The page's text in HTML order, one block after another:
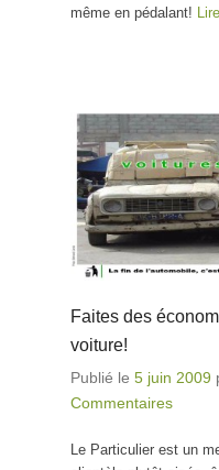
même en pédalant!
Faites des
voiture!
Publié le 5 juin 2009
Commentaires
Le Particulier est un